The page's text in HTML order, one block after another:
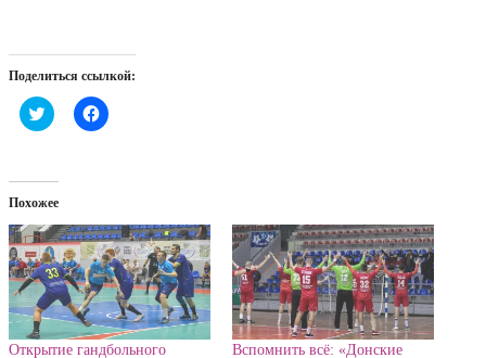
Поделиться ссылкой:
Нажмите,
чтобы
(Открывается
новом
окне)
Нажмите,
чтобы
окне)
Похожее
Открытие гандбольного
Вспомнить всё: «Донские